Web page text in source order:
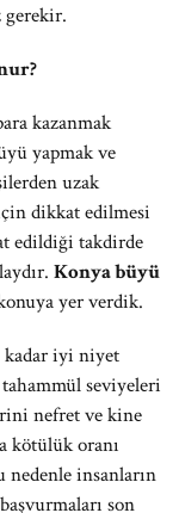
gerekir.
kazanmak
yapmak ve
uzak
dikkat edilmesi
edildiği takdirde
Konya büyü
yer verdik.
kadar iyi niyet
seviyeleri
nefret ve kine
kötülük oranı
nedenle insanların
son